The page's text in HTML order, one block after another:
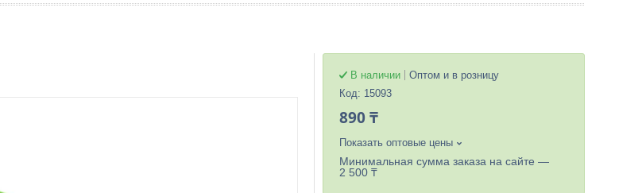
В наличии
Оптом и в розницу
Код: 15093
890 ₸
Показать оптовые цены
Минимальная сумма заказа на сайте —
2 500 ₸